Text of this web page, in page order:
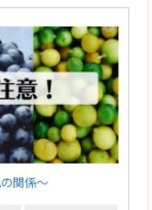
関係～